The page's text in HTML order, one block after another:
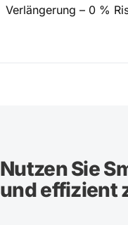
Verlängerung – 0 %
Nutzen Sie
und effizient